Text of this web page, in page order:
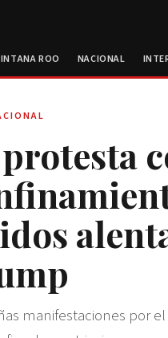
ROO NACIONAL
manifestaciones por